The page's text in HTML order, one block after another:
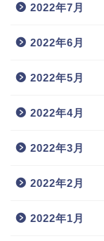
2022年7月
2022年6月
2022年5月
2022年4月
2022年3月
2022年2月
2022年1月